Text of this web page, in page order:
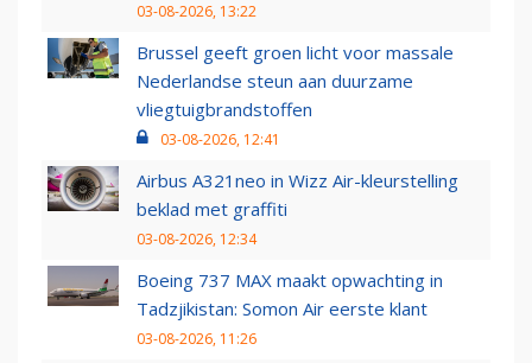
03-08-2026, 13:22
Brussel geeft groen licht voor massale
Nederlandse steun aan duurzame
vliegtuigbrandstoffen
03-08-2026, 12:41
Airbus A321neo in Wizz Air-kleurstelling
beklad met graffiti
03-08-2026, 12:34
Boeing 737 MAX maakt opwachting in
Tadzjikistan: Somon Air eerste klant
03-08-2026, 11:26